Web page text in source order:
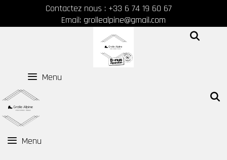
Contactez nous : +33 6 74 19 60 67
Email: grollealpine@gmail.com
Menu
Menu